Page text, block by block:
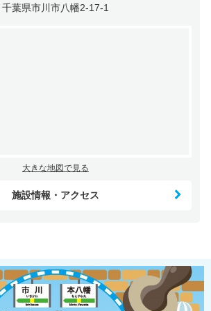
千葉県市川市八幡2-17-1
大きな地図で見る
施設情報・アクセス